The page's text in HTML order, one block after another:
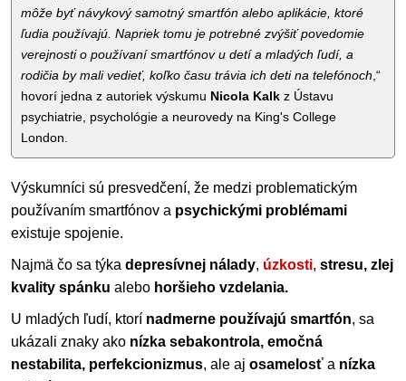
môže byť návykový samotný smartfón alebo aplikácie, ktoré
ľudia používajú. Napriek tomu je potrebné zvýšiť povedomie
verejnosti o používaní smartfónov u detí a mladých ľudí, a
rodičia by mali vedieť, koľko času trávia ich deti na telefónoch ,“
hovorí jedna z autoriek výskumu Nicola Kalk z Ústavu
psychiatrie, psychológie a neurovedy na King's College
London.
Výskumníci sú presvedčení, že medzi problematickým
používaním smartfónov a psychickými problémami
existuje spojenie.
Najmä čo sa týka depresívnej nálady, úzkosti, stresu, zlej
kvality spánku alebo horšieho vzdelania.
U mladých ľudí, ktorí nadmerne používajú smartfón, sa
ukázali znaky ako nízka sebakontrola, emočná
nestabilita, perfekcionizmus, ale aj osamelosť a nízka